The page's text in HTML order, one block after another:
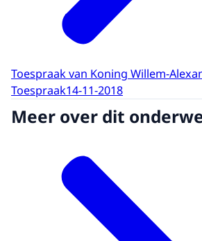
Toespraak van Koning Willem-
Toespraak14-11-2018
Meer over dit